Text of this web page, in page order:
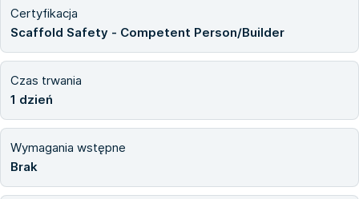
Certyfikacja
Scaffold Safety - Competent Person/Builder
Czas trwania
1 dzień
Wymagania wstępne
Brak